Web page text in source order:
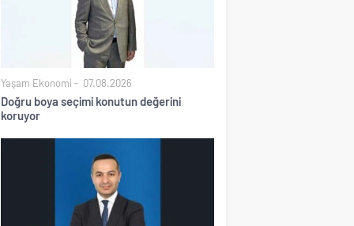
Yaşam Ekonomi 07.08.2026
Doğru boya seçimi konutun değerini
koruyor